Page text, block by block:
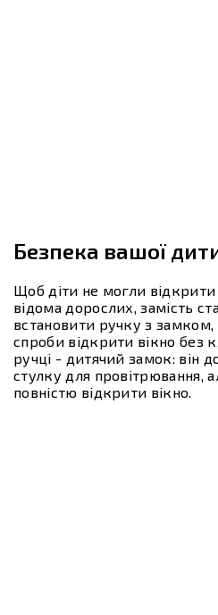
Безпека вашої
Щоб діти не могли відкрити
відома дорослих, замість
встановити ручку з замком,
спроби відкрити вікно без
ручці - дитячий замок: він
стулку для провітрювання,
повністю відкрити вікно.